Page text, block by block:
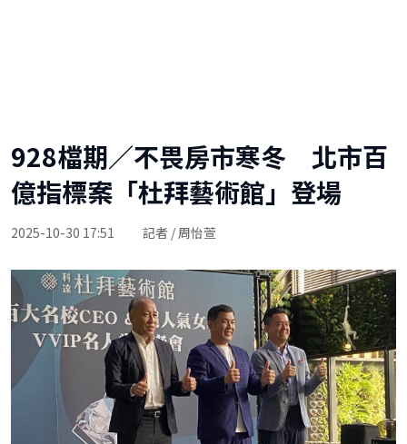
928檔期／不畏房市寒冬 北市百
億指標案「杜拜藝術館」登場
2025-10-30 17:51 記者 / 周怡萱